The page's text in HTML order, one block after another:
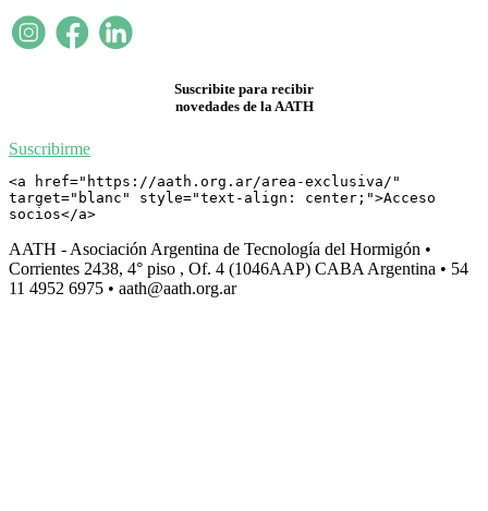
Suscribite para recibir
novedades de la AATH
Suscribirme
<a href="https://aath.org.ar/area-exclusiva/"
target="blanc" style="text-align: center;">Acceso
socios</a>
AATH - Asociación Argentina de Tecnología del Hormigón •
Corrientes 2438, 4° piso , Of. 4 (1046AAP) CABA Argentina • 54
11 4952 6975 • aath@aath.org.ar